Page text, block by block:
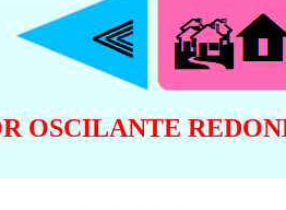
OSCILANTE